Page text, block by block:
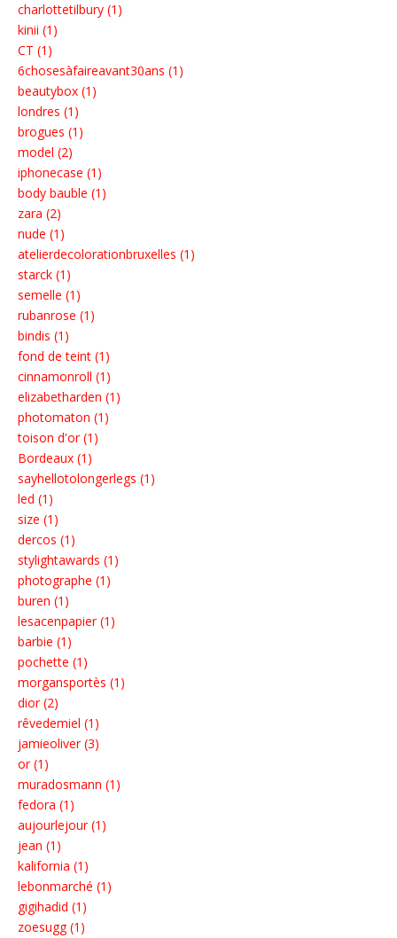
charlottetilbury (1)
kinii (1)
CT (1)
6chosesàfaireavant30ans (1)
beautybox (1)
londres (1)
brogues (1)
model (2)
iphonecase (1)
body bauble (1)
zara (2)
nude (1)
atelierdecolorationbruxelles (1)
starck (1)
semelle (1)
rubanrose (1)
bindis (1)
fond de teint (1)
cinnamonroll (1)
elizabetharden (1)
photomaton (1)
toison d'or (1)
Bordeaux (1)
sayhellotolongerlegs (1)
led (1)
size (1)
dercos (1)
stylightawards (1)
photographe (1)
buren (1)
lesacenpapier (1)
barbie (1)
pochette (1)
morgansportès (1)
dior (2)
rêvedemiel (1)
jamieoliver (3)
or (1)
muradosmann (1)
fedora (1)
aujourlejour (1)
jean (1)
kalifornia (1)
lebonmarché (1)
gigihadid (1)
zoesugg (1)